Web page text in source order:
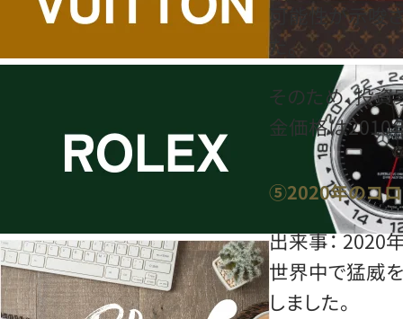
可能性が示唆
た。
そのため、投
金価格は2010
⑤2020年のコロ
出来事： 2020
世界中で猛威
しました。